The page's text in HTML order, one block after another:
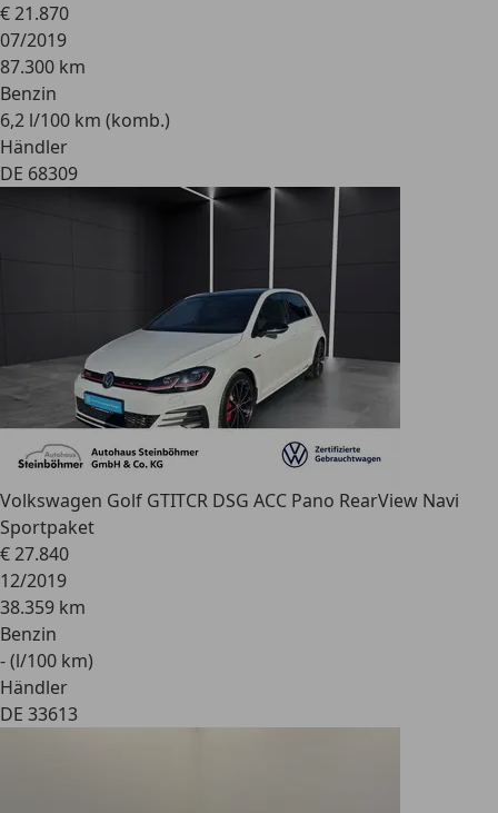
€ 21.870
07/2019
87.300 km
Benzin
6,2 l/100 km (komb.)
Händler
DE 68309
Volkswagen Golf GTITCR DSG ACC Pano RearView Navi
Sportpaket
€ 27.840
12/2019
38.359 km
Benzin
- (l/100 km)
Händler
DE 33613